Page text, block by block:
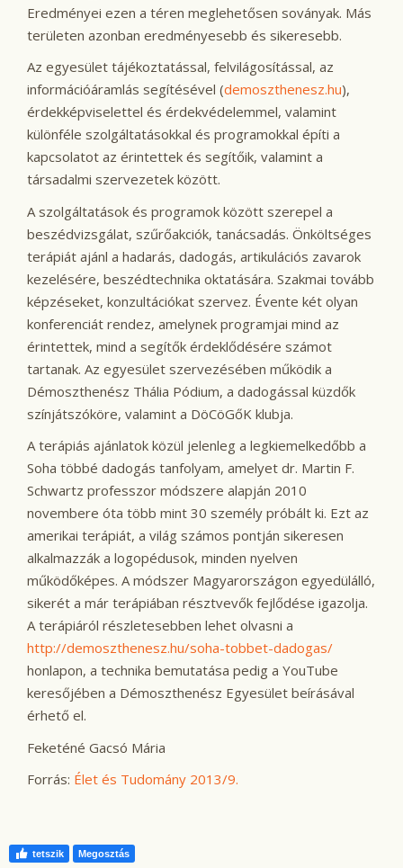
Eredményei ezen a téren meglehetősen soványak. Más
területen azonban eredményesebb és sikeresebb.
Az egyesület tájékoztatással, felvilágosítással, az
információáramlás segítésével (demoszthenesz.hu),
érdekképviselettel és érdekvédelemmel, valamint
különféle szolgáltatásokkal és programokkal építi a
kapcsolatot az érintettek és segítőik, valamint a
társadalmi szervezetek között.
A szolgáltatások és programok között szerepel a
beszédvizsgálat, szűrőakciók, tanácsadás. Önköltséges
terápiát ajánl a hadarás, dadogás, artikulációs zavarok
kezelésére, beszédtechnika oktatására. Szakmai tovább
képzéseket, konzultációkat szervez. Évente két olyan
konferenciát rendez, amelynek programjai mind az
érintettek, mind a segítők érdeklődésére számot
tartanak. Az egyesület szervezésében működik a
Démoszthenész Thália Pódium, a dadogással küzdők
színjátszóköre, valamint a DöCöGőK klubja.
A terápiás ajánlatok közül jelenleg a legkiemelkedőbb a
Soha többé dadogás tanfolyam, amelyet dr. Martin F.
Schwartz professzor módszere alapján 2010
novembere óta több mint 30 személy próbált ki. Ezt az
amerikai terápiát, a világ számos pontján sikeresen
alkalmazzák a logopédusok, minden nyelven
működőképes. A módszer Magyarországon egyedülálló,
sikerét a már terápiában résztvevők fejlődése igazolja.
A terápiáról részletesebben lehet olvasni a
http://demoszthenesz.hu/soha-tobbet-dadogas/
honlapon, a technika bemutatása pedig a YouTube
keresőjében a Démoszthenész Egyesület beírásával
érhető el.
Feketéné Gacsó Mária
Forrás: Élet és Tudomány 2013/9.
tetszik Megosztás